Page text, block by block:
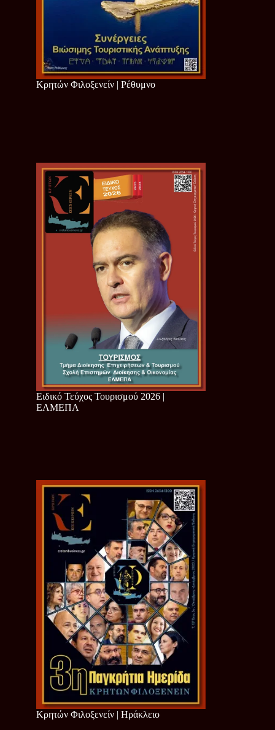
Κρητών Φιλοξενείν | Ρέθυμνο
Ειδικό Τεύχος Τουρισμού 2026 |
ΕΛΜΕΠΑ
Κρητών Φιλοξενείν | Ηράκλειο